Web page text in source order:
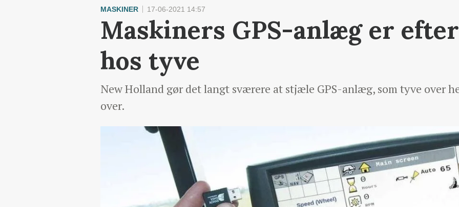
MASKINER 17-06-2021 14:57
Maskiners GPS-anlæg er
hos tyve
New Holland gør det langt sværere at stjæle GPS-anlæg, som tyve over
over.